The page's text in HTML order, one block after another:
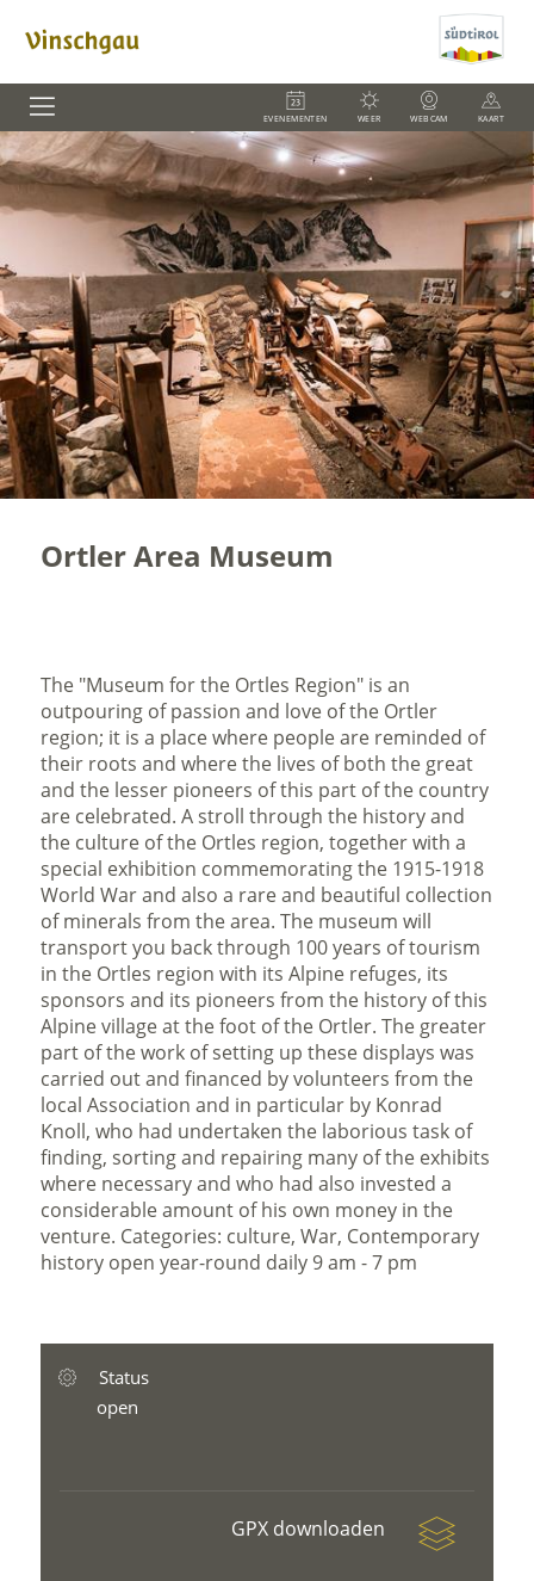
EVENEMENTEN WEER WEBCAM KAART
Ortler Area Museum
The "Museum for the Ortles Region" is an
outpouring of passion and love of the Ortler
region; it is a place where people are reminded of
their roots and where the lives of both the great
and the lesser pioneers of this part of the country
are celebrated. A stroll through the history and
the culture of the Ortles region, together with a
special exhibition commemorating the 1915-1918
World War and also a rare and beautiful collection
of minerals from the area. The museum will
transport you back through 100 years of tourism
in the Ortles region with its Alpine refuges, its
sponsors and its pioneers from the history of this
Alpine village at the foot of the Ortler. The greater
part of the work of setting up these displays was
carried out and financed by volunteers from the
local Association and in particular by Konrad
Knoll, who had undertaken the laborious task of
finding, sorting and repairing many of the exhibits
where necessary and who had also invested a
considerable amount of his own money in the
venture. Categories: culture, War, Contemporary
history open year-round daily 9 am - 7 pm
Status
open
GPX downloaden